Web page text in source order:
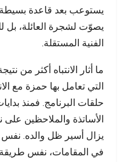
يستوعب بعد قاعدة بسيطة
يصوّت لشجرة العائلة،
الفنية المستقلة.
ما أثار الانتباه أكثر من
التي تعامل بها حمزة مع
حلقات البرنامج. فمنذ
الأساتذة والملاحظين على
يزال أسير ظل والده. نفس
في المقامات، نفس